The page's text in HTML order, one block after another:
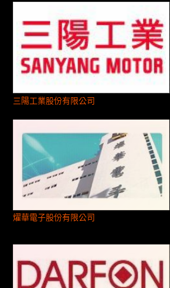
三陽工業股份有限公司
燿華電子股份有限公司